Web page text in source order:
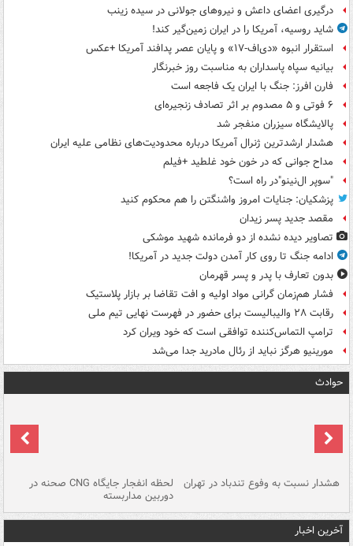
درگیری اعضای داعش و نیروهای جولانی در سیده زینب
شاید روسیه، آمریکا را در ایران زمین‌گیر کند!
استقرار انبوه «دی‌اف‑۱۷» و پایان عصر پدافند آمریکا +عکس
بیانیه سپاه پاسداران به مناسبت روز خبرنگار
فارن افرز: جنگ با ایران یک فاجعه است
۶ فوتی و ۵ مصدوم بر اثر تصادف زنجیره‌ای
پالایشگاه سیزران منفجر شد
هشدار ارشدترین ژنرال آمریکا درباره محدودیت‌های نظامی علیه ایران
مداح جوانی که در خون خود غلطید +فیلم
"سوپر ال‌نینو"در راه است؟
پزشکیان: جنایات امروز واشنگتن را هم محکوم کنید
مقصد جدید پسر زیدان
تصاویر دیده‌ نشده از دو فرمانده شهید موشکی
ادامه جنگ تا روی کار آمدن دولت جدید در آمریکا!
بدون تعارف با پدر و پسر قهرمان
فشار هم‌زمان گرانی مواد اولیه و افت تقاضا بر بازار پلاستیک
رقابت ۲۸ والیبالیست برای حضور در فهرست نهایی تیم ملی
ترامپ التماس‌کننده توافقی است که خود ویران کرد
مورینیو هرگز نباید از رئال مادرید جدا می‌شد
حوادث
هشدار نسبت به وفوع تندباد در تهران لحظه انفجار جایگاه CNG صحنه در
دوربین مداربسته
آخرین اخبار